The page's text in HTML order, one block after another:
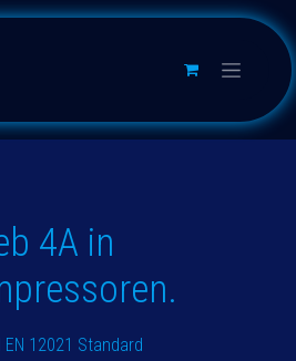
4A in
12021 Standard